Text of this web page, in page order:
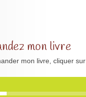
mon livre
mon livre, cliquer sur